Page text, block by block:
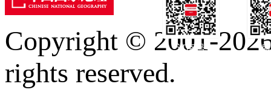
订阅号
Copyright © 2001-
rights reserved.